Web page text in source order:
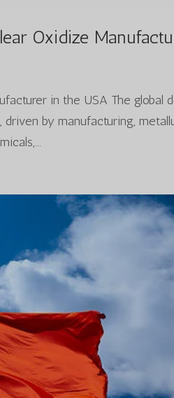
Oxidize
in the USA The global
by manufacturing,